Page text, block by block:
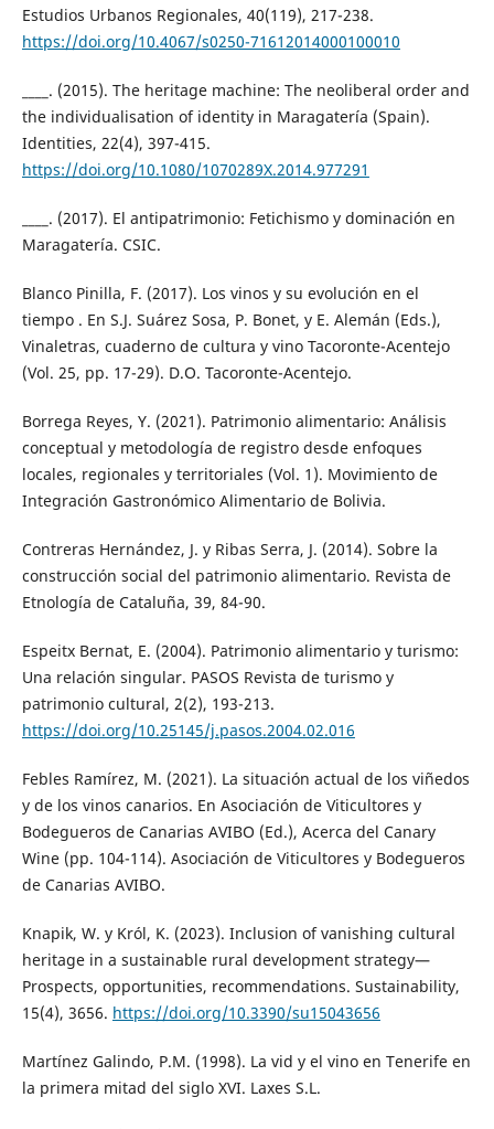
Estudios Urbanos Regionales, 40(119), 217-238.
https://doi.org/10.4067/s0250-71612014000100010
____. (2015). The heritage machine: The neoliberal order and
the individualisation of identity in Maragatería (Spain).
Identities, 22(4), 397-415.
https://doi.org/10.1080/1070289X.2014.977291
____. (2017). El antipatrimonio: Fetichismo y dominación en
Maragatería. CSIC.
Blanco Pinilla, F. (2017). Los vinos y su evolución en el
tiempo . En S.J. Suárez Sosa, P. Bonet, y E. Alemán (Eds.),
Vinaletras, cuaderno de cultura y vino Tacoronte-Acentejo
(Vol. 25, pp. 17-29). D.O. Tacoronte-Acentejo.
Borrega Reyes, Y. (2021). Patrimonio alimentario: Análisis
conceptual y metodología de registro desde enfoques
locales, regionales y territoriales (Vol. 1). Movimiento de
Integración Gastronómico Alimentario de Bolivia.
Contreras Hernández, J. y Ribas Serra, J. (2014). Sobre la
construcción social del patrimonio alimentario. Revista de
Etnología de Cataluña, 39, 84-90.
Espeitx Bernat, E. (2004). Patrimonio alimentario y turismo:
Una relación singular. PASOS Revista de turismo y
patrimonio cultural, 2(2), 193-213.
https://doi.org/10.25145/j.pasos.2004.02.016
Febles Ramírez, M. (2021). La situación actual de los viñedos
y de los vinos canarios. En Asociación de Viticultores y
Bodegueros de Canarias AVIBO (Ed.), Acerca del Canary
Wine (pp. 104-114). Asociación de Viticultores y Bodegueros
de Canarias AVIBO.
Knapik, W. y Król, K. (2023). Inclusion of vanishing cultural
heritage in a sustainable rural development strategy—
Prospects, opportunities, recommendations. Sustainability,
15(4), 3656. https://doi.org/10.3390/su15043656
Martínez Galindo, P.M. (1998). La vid y el vino en Tenerife en
la primera mitad del siglo XVI. Laxes S.L.